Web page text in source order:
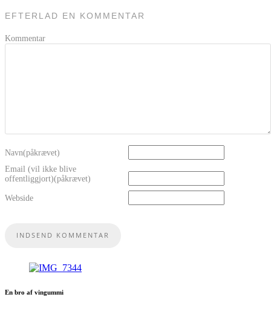
EFTERLAD EN KOMMENTAR
Kommentar
Navn(påkrævet)
Email (vil ikke blive
offentliggjort)(påkrævet)
Webside
En bro af vingummi